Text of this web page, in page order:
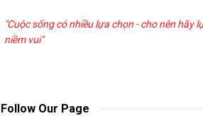
"Cuộc sống có nhiều lựa chọn - cho nên hãy
niềm vui"
Follow Our Page